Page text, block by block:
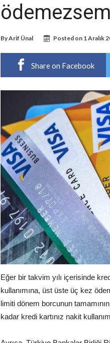
ByArif Ünal Posted on 1 Aralık
Share on Facebook
Eğer bir takvim yılı içerisinde
kullanımına, üst üste üç kez
limiti dönem borcunun
kadar kredi kartınız nakit